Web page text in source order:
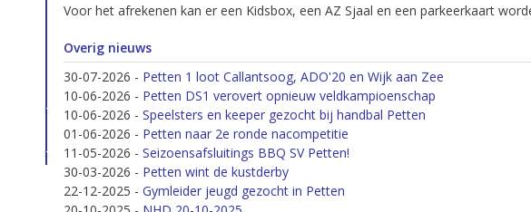
Voor het afrekenen kan er een Kidsbox, een AZ Sjaal en een parkeerkaart
Overig nieuws
30-07-2026 - Petten 1 loot Callantsoog, ADO'20 en Wijk aan Zee
10-06-2026 - Petten DS1 verovert opnieuw veldkampioenschap
10-06-2026 - Speelsters en keeper gezocht bij handbal Petten
01-06-2026 - Petten naar 2e ronde nacompetitie
11-05-2026 - Seizoensafsluitings BBQ SV Petten!
30-03-2026 - Petten wint de kustderby
22-12-2025 - Gymleider jeugd gezocht in Petten